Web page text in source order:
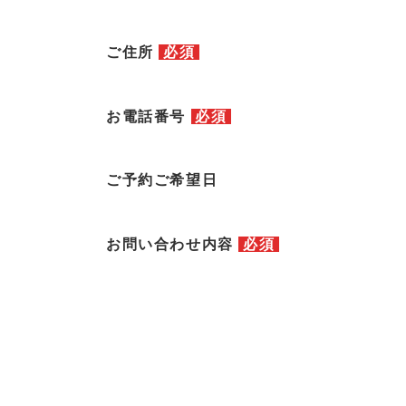
ご住所 必須
お電話番号 必須
ご予約ご希望日
お問い合わせ内容 必須